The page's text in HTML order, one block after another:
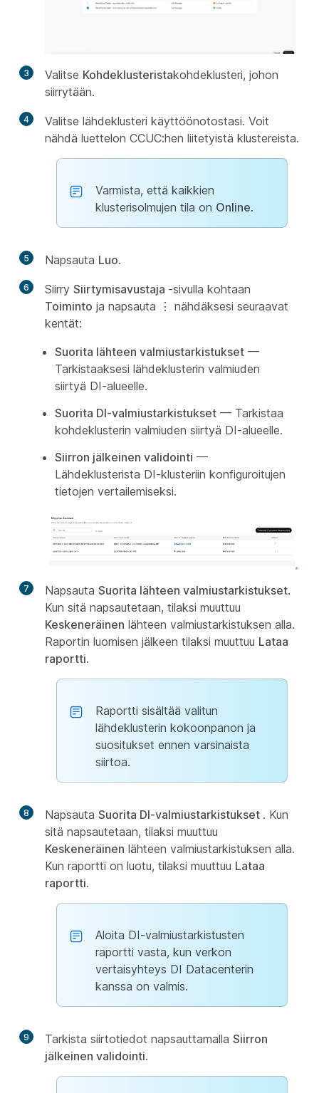
3 Valitse Kohdeklusteristakohdeklusteri, johon
siirrytään.
4
Valitse lähdeklusteri käyttöönotostasi. Voit
nähdä luettelon CCUC:hen liitetyistä klustereista.
Varmista, että kaikkien
klusterisolmujen tila on Online.
5 Napsauta Luo.
6 Siirry Siirtymisavustaja -sivulla kohtaan
Toiminto ja napsauta ⋮ nähdäksesi seuraavat
kentät:
Suorita lähteen valmiustarkistukset —
Tarkistaaksesi lähdeklusterin valmiuden
siirtyä DI-alueelle.
Suorita DI-valmiustarkistukset — Tarkistaa
kohdeklusterin valmiuden siirtyä DI-alueelle.
Siirron jälkeinen validointi —
Lähdeklusterista DI-klusteriin konfiguroitujen
tietojen vertailemiseksi.
7 Napsauta Suorita lähteen valmiustarkistukset.
Kun sitä napsautetaan, tilaksi muuttuu
Keskeneräinen lähteen valmiustarkistuksen alla.
Raportin luomisen jälkeen tilaksi muuttuu Lataa
raportti.
Raportti sisältää valitun
lähdeklusterin kokoonpanon ja
suositukset ennen varsinaista
siirtoa.
8 Napsauta Suorita DI-valmiustarkistukset . Kun
sitä napsautetaan, tilaksi muuttuu
Keskeneräinen lähteen valmiustarkistuksen alla.
Kun raportti on luotu, tilaksi muuttuu Lataa
raportti.
Aloita DI-valmiustarkistusten
raportti vasta, kun verkon
vertaisyhteys DI Datacenterin
kanssa on valmis.
9 Tarkista siirtotiedot napsauttamalla Siirron
jälkeinen validointi.